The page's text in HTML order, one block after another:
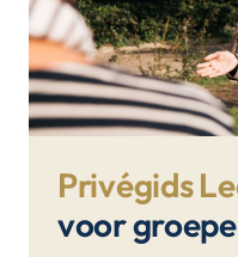
Privégids
voor